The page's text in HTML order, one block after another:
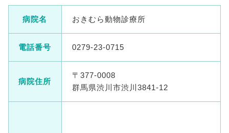
病院名 おきむら動物診療所
電話番号 0279-23-0715
病院住所
〒377-0008
群馬県渋川市渋川3841-12